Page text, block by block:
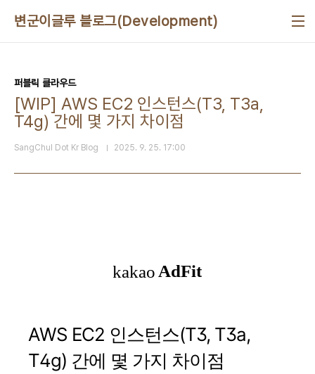
변군이글루 블로그(Development)
퍼블릭 클라우드
[WIP] AWS EC2 인스턴스(T3, T3a,
T4g) 간에 몇 가지 차이점
SangChul Dot Kr Blog 2025. 9. 25. 17:00
AWS EC2 인스턴스(T3, T3a,
T4g) 간에 몇 가지 차이점